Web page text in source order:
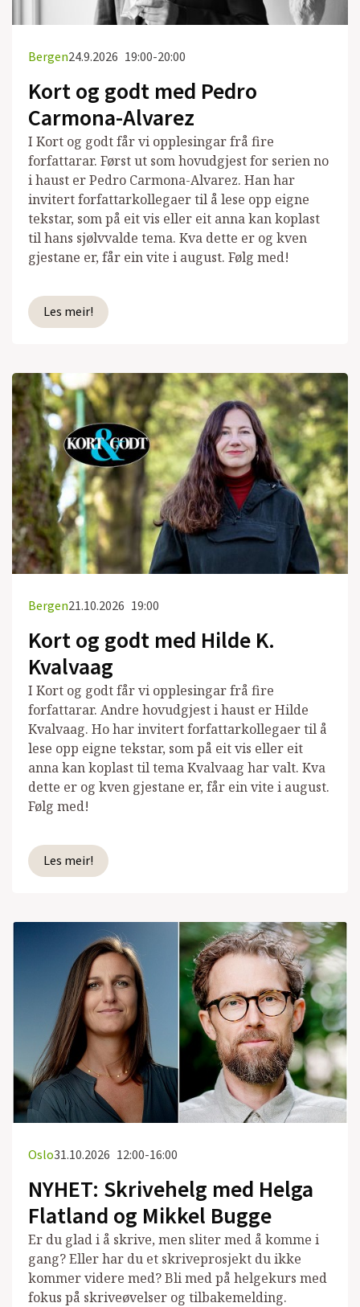
Bergen24.9.2026 19:00-20:00
Kort og godt med Pedro
Carmona-Alvarez
I Kort og godt får vi opplesingar frå fire
forfattarar. Først ut som hovudgjest for serien no
i haust er Pedro Carmona-Alvarez. Han har
invitert forfattarkollegaer til å lese opp eigne
tekstar, som på eit vis eller eit anna kan koplast
til hans sjølvvalde tema. Kva dette er og kven
gjestane er, får ein vite i august. Følg med!
Les meir!
Bergen21.10.2026 19:00
Kort og godt med Hilde K.
Kvalvaag
I Kort og godt får vi opplesingar frå fire
forfattarar. Andre hovudgjest i haust er Hilde
Kvalvaag. Ho har invitert forfattarkollegaer til å
lese opp eigne tekstar, som på eit vis eller eit
anna kan koplast til tema Kvalvaag har valt. Kva
dette er og kven gjestane er, får ein vite i august.
Følg med!
Les meir!
Oslo31.10.2026 12:00-16:00
NYHET: Skrivehelg med Helga
Flatland og Mikkel Bugge
Er du glad i å skrive, men sliter med å komme i
gang? Eller har du et skriveprosjekt du ikke
kommer videre med? Bli med på helgekurs med
fokus på skriveøvelser og tilbakemelding.